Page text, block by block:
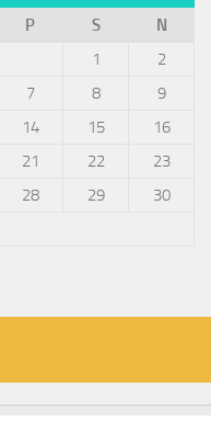
P S
N
1
2
7 8
9
14 15
16
21 22
23
28 29
30